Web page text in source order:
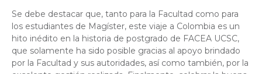
Se debe destacar que, tanto para la Facultad como para
los estudiantes de Magíster, este viaje a Colombia es un
hito inédito en la historia de postgrado de FACEA UCSC,
que solamente ha sido posible gracias al apoyo brindado
por la Facultad y sus autoridades, así como también, por la